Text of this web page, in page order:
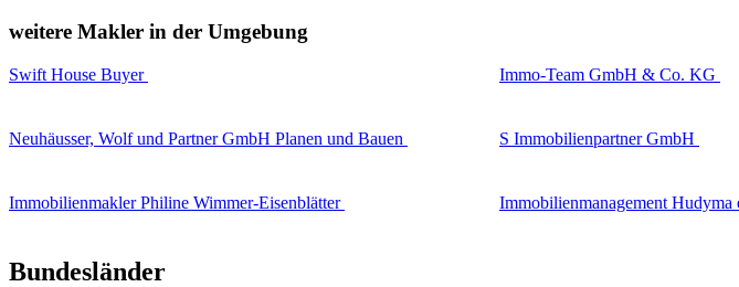
weitere Makler in der Umgebung
Swift House Buyer Immo-Team GmbH & Co. KG
Neuhäusser, Wolf und Partner GmbH Planen und Bauen S Immobilienpartner GmbH
Immobilienmakler Philine Wimmer-Eisenblätter Immobilienmanagement Hudyma
Bundesländer